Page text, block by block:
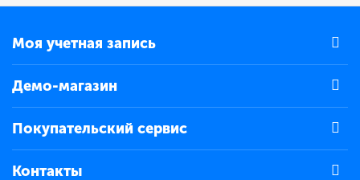
Моя учетная запись
Демо-магазин
Покупательский сервис
Контакты